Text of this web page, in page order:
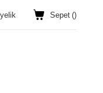
Sepet ()